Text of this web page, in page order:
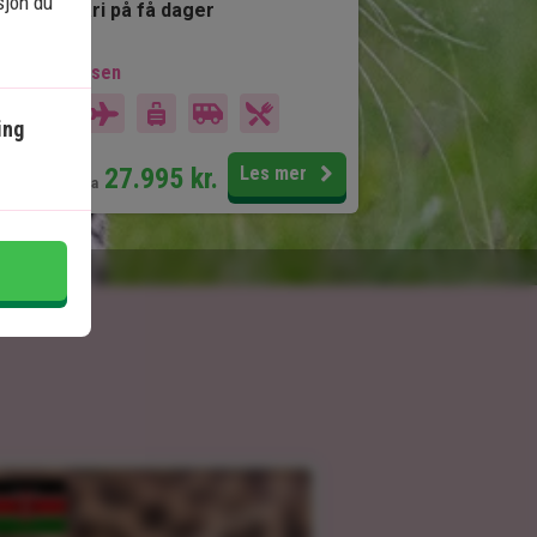
Mye safari på få dager
i prisen
pers. fra 27.995 kr. Les mer